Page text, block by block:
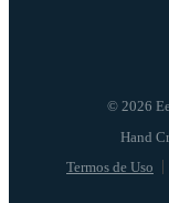
© 2026
Termos de Uso